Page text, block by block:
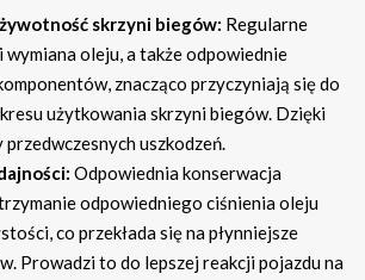
skrzyni biegów: Regularne
wymiana oleju, a także odpowiednie
znacząco przyczyniają się do
użytkowania skrzyni biegów. Dzięki
przedwczesnych uszkodzeń.
Odpowiednia konserwacja
odpowiedniego ciśnienia oleju
co przekłada się na płynniejsze
Prowadzi to do lepszej reakcji pojazdu na